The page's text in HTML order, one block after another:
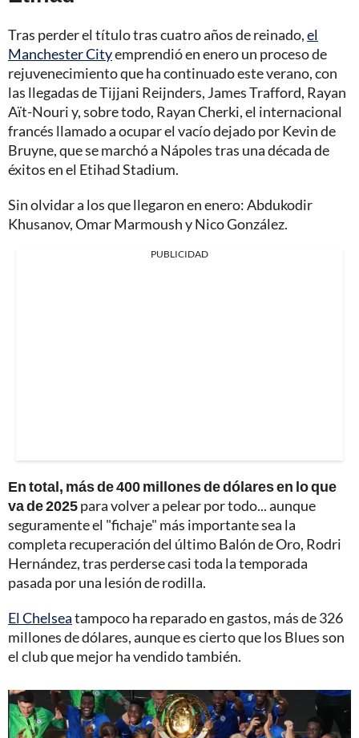
Tras perder el título tras cuatro años de reinado,el
Manchester Cityemprendió en enero un proceso de
rejuvenecimiento que ha continuado este verano, con
las llegadas de Tijjani Reijnders, James Trafford, Rayan
Aït-Nouri y, sobre todo, Rayan Cherki, el internacional
francés llamado a ocupar el vacío dejado por Kevin de
Bruyne, que se marchó a Nápoles tras una década de
éxitos en el Etihad Stadium.
Sin olvidar a los que llegaron en enero: Abdukodir
Khusanov, Omar Marmoush y Nico González.
PUBLICIDAD
En total, más de 400 millones de dólares en lo que
va de 2025para volver a pelear por todo... aunque
seguramente el "fichaje" más importante sea la
completa recuperación del último Balón de Oro, Rodri
Hernández, tras perderse casi toda la temporada
pasada por una lesión de rodilla.
El Chelseatampoco ha reparado en gastos, más de 326
millones de dólares, aunque es cierto que los Blues son
el club que mejor ha vendido también.